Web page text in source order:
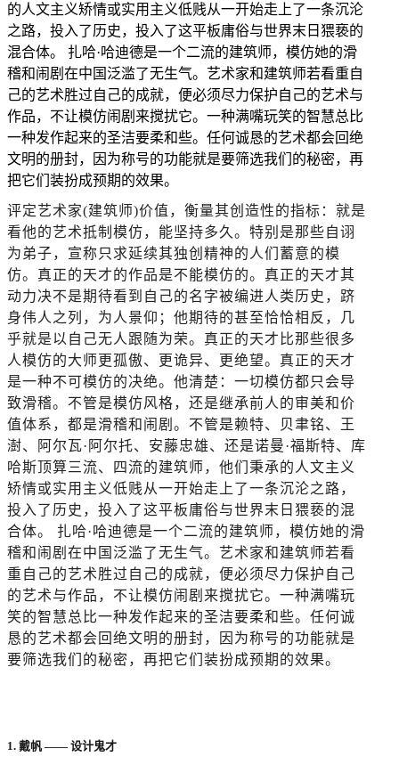
的人文主义矫情或实用主义低贱从一开始走上了一条沉沦
之路，投入了历史，投入了这平板庸俗与世界末日猥亵的
混合体。 扎哈·哈迪德是一个二流的建筑师，模仿她的滑
稽和闹剧在中国泛滥了无生气。艺术家和建筑师若看重自
己的艺术胜过自己的成就，便必须尽力保护自己的艺术与
作品，不让模仿闹剧来搅扰它。一种满嘴玩笑的智慧总比
一种发作起来的圣洁要柔和些。任何诚恳的艺术都会回绝
文明的册封，因为称号的功能就是要筛选我们的秘密，再
把它们装扮成预期的效果。
评定艺术家(建筑师)价值，衡量其创造性的指标：就是
看他的艺术抵制模仿，能坚持多久。特别是那些自诩
为弟子，宣称只求延续其独创精神的人们蓄意的模
仿。真正的天才的作品是不能模仿的。真正的天才其
动力决不是期待看到自己的名字被编进人类历史，跻
身伟人之列，为人景仰；他期待的甚至恰恰相反，几
乎就是以自己无人跟随为荣。真正的天才比那些很多
人模仿的大师更孤傲、更诡异、更绝望。真正的天才
是一种不可模仿的决绝。他清楚：一切模仿都只会导
致滑稽。不管是模仿风格，还是继承前人的审美和价
值体系，都是滑稽和闹剧。不管是赖特、贝聿铭、王
澍、阿尔瓦·阿尔托、安藤忠雄、还是诺曼·福斯特、库
哈斯顶算三流、四流的建筑师，他们秉承的人文主义
矫情或实用主义低贱从一开始走上了一条沉沦之路，
投入了历史，投入了这平板庸俗与世界末日猥亵的混
合体。 扎哈·哈迪德是一个二流的建筑师，模仿她的滑
稽和闹剧在中国泛滥了无生气。艺术家和建筑师若看
重自己的艺术胜过自己的成就，便必须尽力保护自己
的艺术与作品，不让模仿闹剧来搅扰它。一种满嘴玩
笑的智慧总比一种发作起来的圣洁要柔和些。任何诚
恳的艺术都会回绝文明的册封，因为称号的功能就是
要筛选我们的秘密，再把它们装扮成预期的效果。
1. 戴帆 —— 设计鬼才